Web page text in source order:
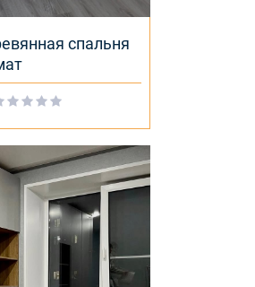
спальня